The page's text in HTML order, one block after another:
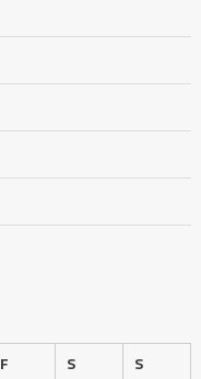
F S
S